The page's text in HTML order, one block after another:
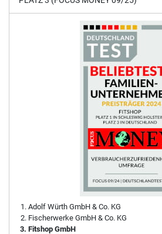
Adolf Würth GmbH & Co. KG
Fischerwerke GmbH & Co. KG
Fitshop GmbH